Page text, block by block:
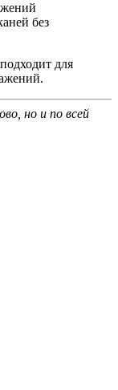
без
для
но и по всей